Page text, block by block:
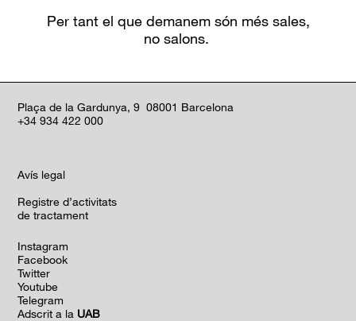
Per tant el que demanem són méssales,
nosalons.
Plaça de la Gardunya, 9 08001 Barcelona
+34 934 422 000
Avís legal
Registre d’activitats
de tractament
Instagram
Facebook
Twitter
Youtube
Telegram
Adscrit a la UAB